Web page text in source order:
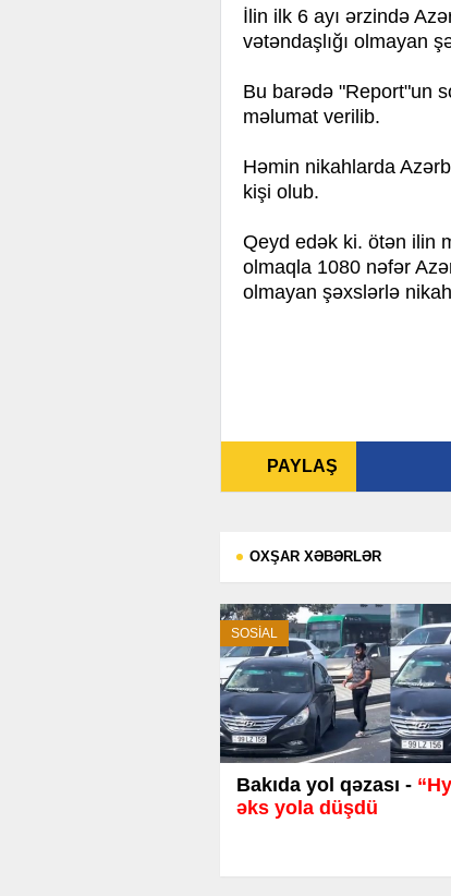
İlin ilk 6 ayı ərzində
vətəndaşlığı olmayan
Bu barədə "Report"un
məlumat verilib.
Həmin nikahlarda
kişi olub.
Qeyd edək ki. ötən ilin
olmaqla 1080 nəfər
olmayan şəxslərlə
PAYLAŞ
OXŞAR XƏBƏRLƏR
SOSİAL
Bakıda yol qəzası -
əks yola düşdü